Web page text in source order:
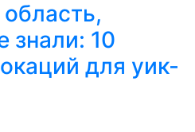
знали: 10
для уик-